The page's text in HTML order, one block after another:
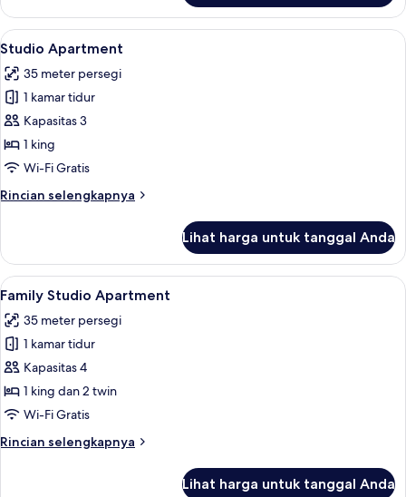
Kamar
Lihat
semua
foto
untuk
Studio
Apartment
Studio Apartment | Seprai premium,
9
Studio Apartment
35 meter persegi
1 kamar tidur
Kapasitas 3
1 king
Wi-Fi Gratis
Rincian selengkapnya
Rincian
Studio
Apartment
Lihat harga untuk tanggal Anda
Lihat
semua
foto
untuk
Family
Studio
Apartment
Family Studio Apartment | Seprai
6
Family Studio Apartment
35 meter persegi
1 kamar tidur
Kapasitas 4
1 king dan 2 twin
Wi-Fi Gratis
Rincian selengkapnya
Rincian
Lihat harga untuk tanggal Anda